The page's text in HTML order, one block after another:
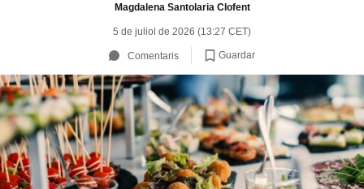
Magdalena Santolaria Clofent
5 de juliol de 2026 (13:27 CET)
Comentaris Guardar